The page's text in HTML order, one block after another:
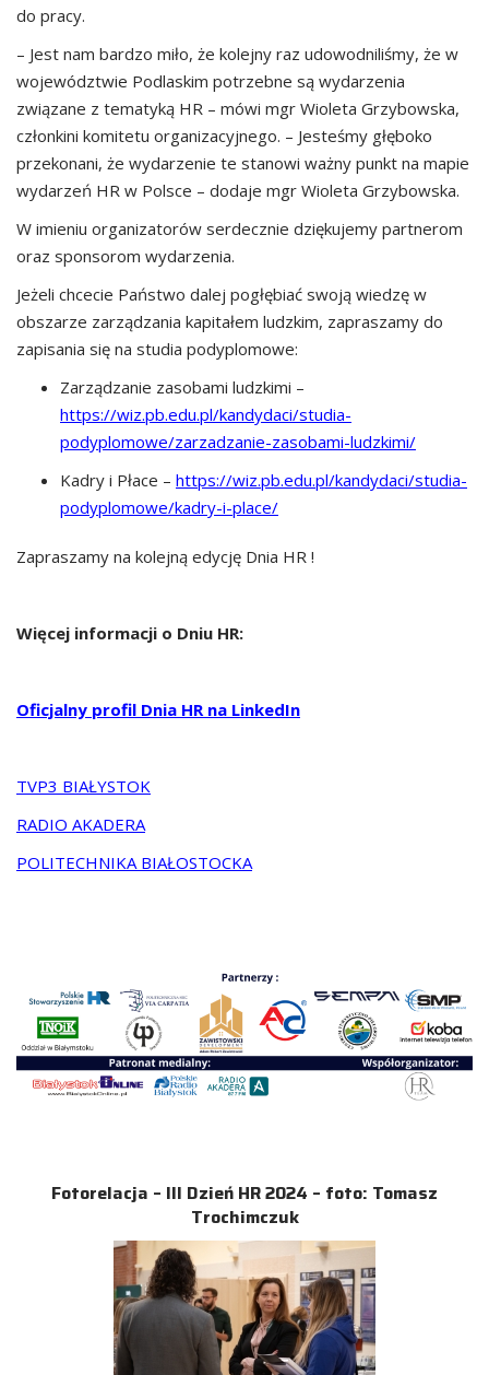
do pracy.
– Jest nam bardzo miło, że kolejny raz udowodniliśmy, że w
województwie Podlaskim potrzebne są wydarzenia
związane z tematyką HR – mówi mgr Wioleta Grzybowska,
członkini komitetu organizacyjnego. – Jesteśmy głęboko
przekonani, że wydarzenie te stanowi ważny punkt na mapie
wydarzeń HR w Polsce – dodaje mgr Wioleta Grzybowska.
W imieniu organizatorów serdecznie dziękujemy partnerom
oraz sponsorom wydarzenia.
Jeżeli chcecie Państwo dalej pogłębiać swoją wiedzę w
obszarze zarządzania kapitałem ludzkim, zapraszamy do
zapisania się na studia podyplomowe:
Zarządzanie zasobami ludzkimi –
https://wiz.pb.edu.pl/kandydaci/studia-
podyplomowe/zarzadzanie-zasobami-ludzkimi/
Kadry i Płace – https://wiz.pb.edu.pl/kandydaci/studia-
podyplomowe/kadry-i-place/
Zapraszamy na kolejną edycję Dnia HR !
Więcej informacji o Dniu HR:
Oficjalny profil Dnia HR na LinkedIn
TVP3 BIAŁYSTOK
RADIO AKADERA
POLITECHNIKA BIAŁOSTOCKA
Fotorelacja – III Dzień HR 2024 – foto: Tomasz
Trochimczuk